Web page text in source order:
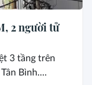
2 người tử
3 tầng trên
Bình....